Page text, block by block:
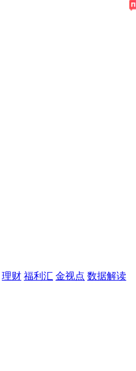
理财 福利汇 金视点 数据解读